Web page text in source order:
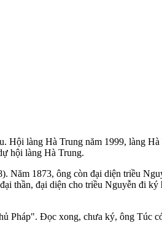
Hội làng Hà Trung năm 1999, làng
hội làng Hà Trung.
Năm 1873, ông còn đại diện triều
thần, đại diện cho triều Nguyễn đi ký
Pháp". Đọc xong, chưa ký, ông Túc